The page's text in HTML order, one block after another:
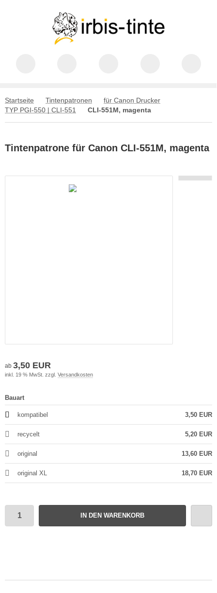
Startseite Tintenpatronen
für Canon Drucker
TYP PGI-550 | CLI-551
CLI-551M, magenta
Tintenpatrone für Canon CLI-551M, magenta
ab 3,50 EUR
inkl. 19 % MwSt. zzgl. Versandkosten
Bauart
kompatibel 3,50 EUR
recycelt 5,20 EUR
original 13,60 EUR
original XL 18,70 EUR
IN DEN WARENKORB